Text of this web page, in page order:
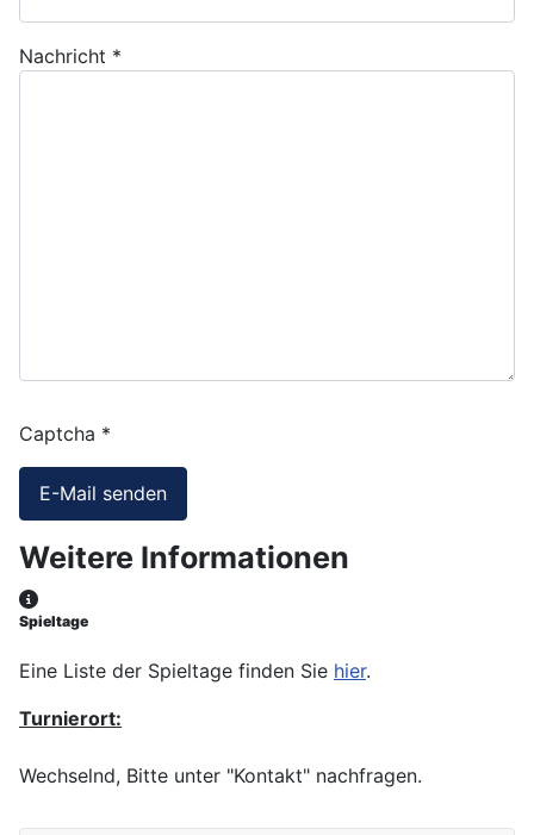
Nachricht *
Captcha *
E-Mail senden
Weitere Informationen
Weitere Informationen
Spieltage
Eine Liste der Spieltage finden Sie hier.
Turnierort:
Wechselnd, Bitte unter "Kontakt" nachfragen.